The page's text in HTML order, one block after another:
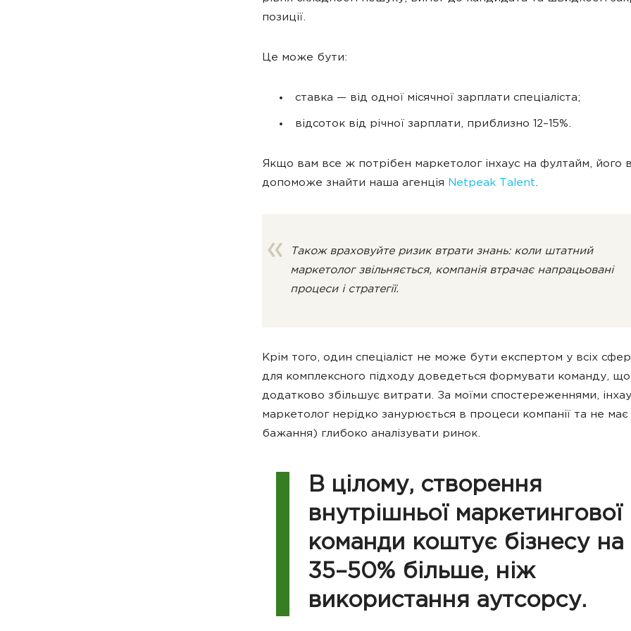
позиції.
Це може бути:
ставка — від одної місячної зарплати спеціаліста;
відсоток від річної зарплати, приблизно 12–15%.
Якщо вам все ж потрібен маркетолог інхаус на фултайм, його
допоможе знайти наша агенція Netpeak Talent.
Також враховуйте ризик втрати знань: коли штатний
маркетолог звільняється, компанія втрачає напрацьовані
процеси і стратегії.
Крім того, один спеціаліст не може бути експертом у всіх
для комплексного підходу доведеться формувати команду, що
додатково збільшує витрати. За моїми спостереженнями,
маркетолог нерідко занурюється в процеси компанії та не має
бажання) глибоко аналізувати ринок.
В цілому, створення
внутрішньої маркетингової
команди коштує бізнесу на
35–50% більше, ніж
використання аутсорсу.